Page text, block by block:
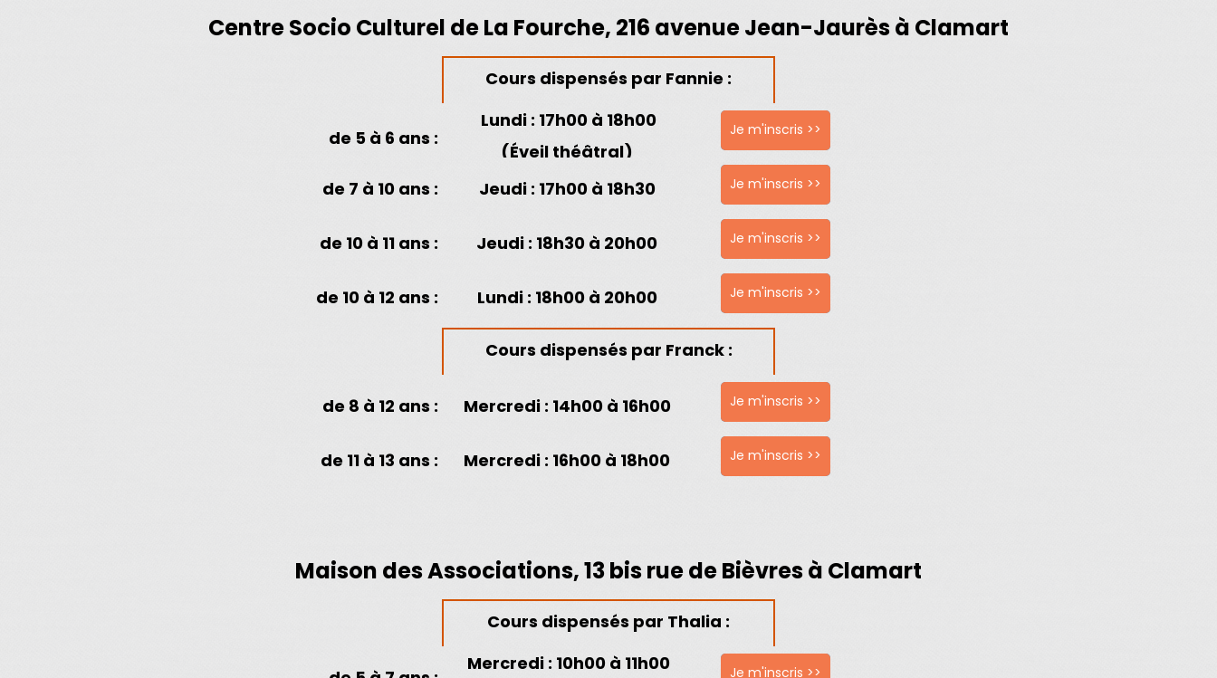
Centre Socio Culturel de La Fourche, 216 avenue Jean-Jaurès à Clamart
Cours dispensés par Fannie :
de 5 à 6 ans :
Lundi : 17h00 à 18h00
(Éveil théâtral)
Je m'inscris >>
de 7 à 10 ans : Jeudi: 17h00 à 18h30 Je m'inscris >>
de 10 à 11 ans : Jeudi : 18h30 à 20h00 Je m'inscris >>
de 10 à 12 ans : Lundi: 18h00 à 20h00 Je m'inscris >>
Cours dispensés par Franck :
de 8 à 12 ans : Mercredi: 14h00 à 16h00 Je m'inscris >>
de 11 à 13 ans : Mercredi : 16h00 à 18h00 Je m'inscris >>
Maison des Associations, 13 bis rue de Bièvres à Clamart
Cours dispensés par Thalia :
Mercredi : 10h00 à 11h00
Je m'inscris >>